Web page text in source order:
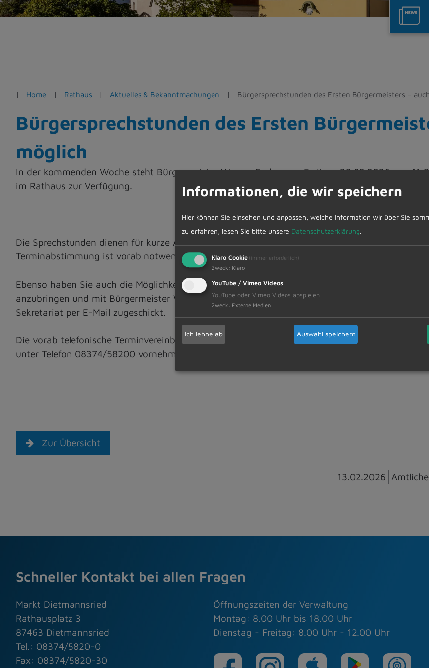
e
n
Home Rathaus Aktuelles & Bekanntmachungen Bürgersprechstunden des Ersten Bürgermeisters –
Bürgersprechstunden des Ersten
möglich
In der kommenden Woche steht Bürgermeister Werner Endres am Freitag, 20.02.2026 von
im Rathaus zur Verfügung.
Die Sprechstunden dienen für kurze Anfragen oder Mitteilungen und sind auf maximal 15
Terminabstimmung ist vorab notwendig.
Ebenso haben Sie auch die Möglichkeit, virtuell im Rahmen der Bürgersprechstunden Ihre
anzubringen und mit Bürgermeister Werner Endres in Kontakt zu treten. Den entsprechenden
Sekretariat per E-Mail zugeschickt.
Die vorab telefonische Terminvereinbarung oder die Anforderung des Zugangscodes für die
unter Telefon 08374/58200 vornehmen.
Zur Übersicht
13.02.2026
Schneller Kontakt bei allen Fragen
Markt Dietmannsried
Rathausplatz 3
87463 Dietmannsried
Tel.: 08374/5820-0
Fax: 08374/5820-30
Öffnungszeiten der Verwaltung
Montag: 8.00 Uhr bis 18.00 Uhr
Dienstag - Freitag: 8.00 Uhr - 12.00 Uhr
Informationen, die wir speichern
Hier können Sie einsehen und anpassen, welche Information wir über Sie
zu erfahren, lesen Sie bitte unsere Datenschutzerklärung.
Klaro Cookie (immer erforderlich)
Zweck : Klaro
YouTube / Vimeo Videos
YouTube oder Vimeo Videos abspielen
Zweck : Externe Medien
Ich lehne ab Auswahl speichern